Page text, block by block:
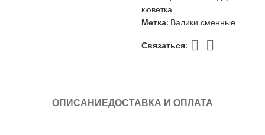
кюветка
Метка: Валики сменные
Связаться:
ОПИСАНИЕДОСТАВКА И ОПЛАТА